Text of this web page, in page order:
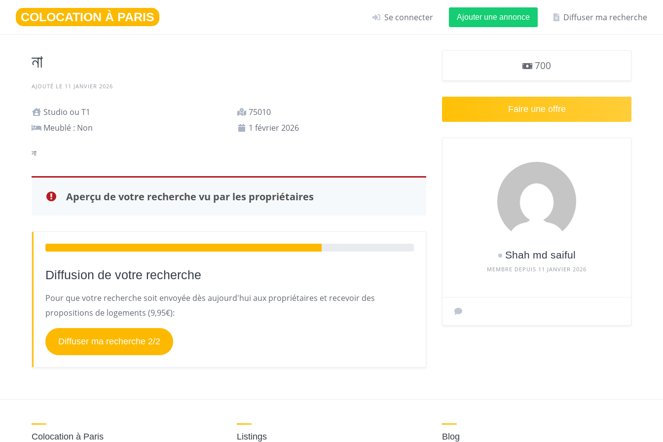
contenu
COLOCATION À PARIS Se connecter Ajouter une annonce Diffuser ma recherche
না
AJOUTÉ LE 11 JANVIER 2026
Studio ou T1
75010
Meublé : Non
1 février 2026
না
Aperçu de votre recherche vu par les propriétaires
Diffusion de votre recherche
Pour que votre recherche soit envoyée dès aujourd'hui aux propriétaires et recevoir des
propositions de logements (9,95€):
Diffuser ma recherche 2/2
700
Faire une offre
Shah md saiful
MEMBRE DEPUIS 11 JANVIER 2026
Colocation à Paris Listings Blog